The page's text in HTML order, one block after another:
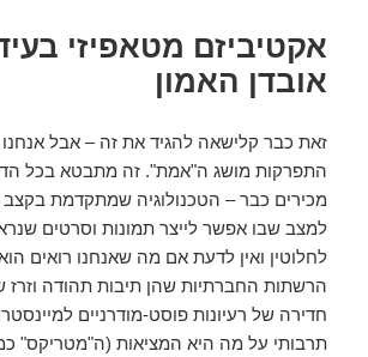
אקטיביזם מטאפיזי
אובדן האמון
זאת כבר קלישאה להגיד את זה – אבל אנחנו
התפרקות מושג ה"אמת". זה מתבטא בכל
מכירים כבר – הטכנולוגיה שמתקדמת בקצב
למצב שבו אפשר לייצר תמונות וסרטים
לחלוטין ואין לדעת אם מה שאנחנו רואים
הרשתות החברתיות שהן תיבות תהודה וזרז
חדירה של רעיונות פוסט-מודרניים
תרבותי על מה היא המציאות (ה"מטריקס"